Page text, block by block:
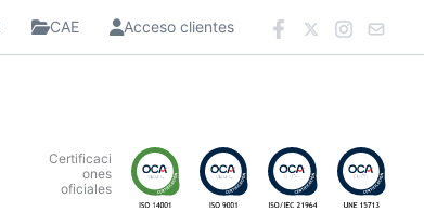
CAE Acceso clientes
Certificaci
ones
oficiales